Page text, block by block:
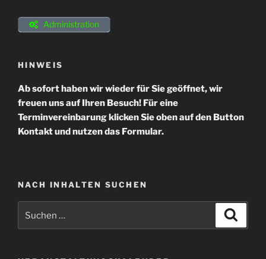
Administration
HINWEIS
Ab sofort haben wir wieder für Sie geöffnet, wir
freuen uns auf Ihren Besuch! Für eine
Terminvereinbarung klicken Sie oben auf den Button
Kontakt und nutzen das Formular.
NACH INHALTEN SUCHEN